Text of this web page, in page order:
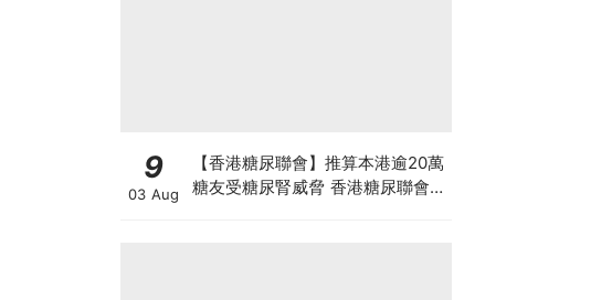
9
03 Aug
【香港糖尿聯會】推算本港逾20萬
糖友受糖尿腎威脅 香港糖尿聯會